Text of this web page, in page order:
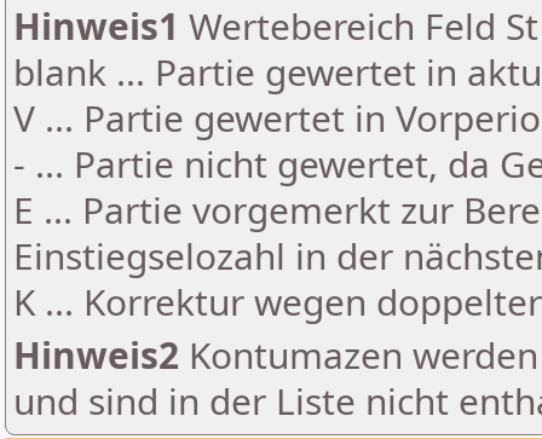
Hinweis1 Wertebereich Feld
blank ... Partie gewertet in
V ... Partie gewertet in
- ... Partie nicht gewertet, da
E ... Partie vorgemerkt zur
Einstiegselozahl in der
K ... Korrektur wegen
Hinweis2 Kontumazen
und sind in der Liste nicht